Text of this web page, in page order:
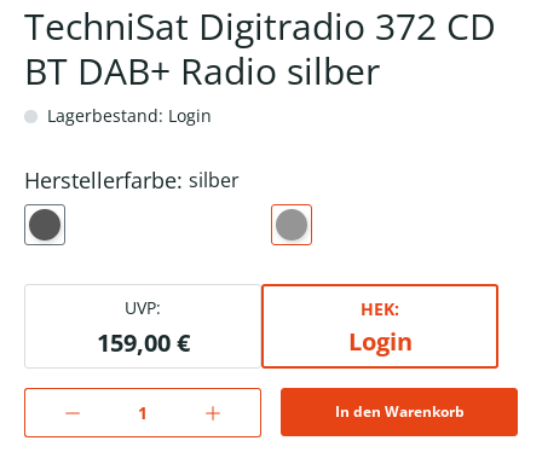
TechniSat Digitradio 372 CD
BT DAB+ Radio silber
Lagerbestand: Login
Herstellerfarbe: silber
UVP:
159,00 €
HEK:
Login
In den Warenkorb